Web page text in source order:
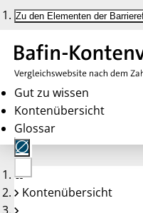
Zu den Elementen der
Gut zu wissen
Kontenübersicht
Glossar
Keine
Konten
Kontenübersicht